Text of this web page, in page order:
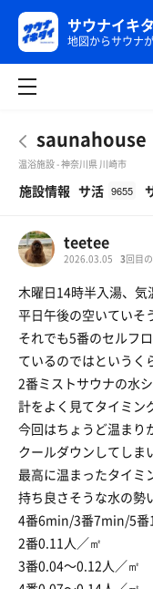
サウナイキ
地図からサウナ
saunahouse
温浴施設 - 神奈川県 川崎市
施設情報 サ活 9655
teetee
2026.03.05 3回目
木曜日14時半入湯、
平日午後の空いていそ
それでも5番のセルフ
ているのではというく
2番ミストサウナの水
計をよく見てタイミン
今回はちょうど温まり
クールダウンしてしま
最高に温まったタイミ
持ち良さそうな水の勢
4番6min/3番7min/5
2番0.11人／㎡
3番0.04〜0.12人／㎡